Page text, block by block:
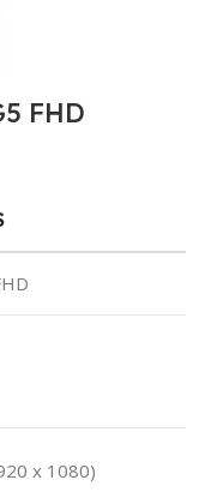
FHD
x 1080)